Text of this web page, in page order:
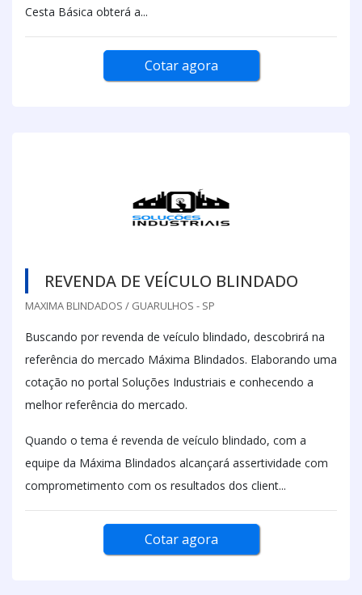
Cesta Básica obterá a...
Cotar agora
REVENDA DE VEÍCULO BLINDADO
MAXIMA BLINDADOS / GUARULHOS - SP
Buscando por revenda de veículo blindado, descobrirá na
referência do mercado Máxima Blindados. Elaborando uma
cotação no portal Soluções Industriais e conhecendo a
melhor referência do mercado.
Quando o tema é revenda de veículo blindado, com a
equipe da Máxima Blindados alcançará assertividade com
comprometimento com os resultados dos client...
Cotar agora